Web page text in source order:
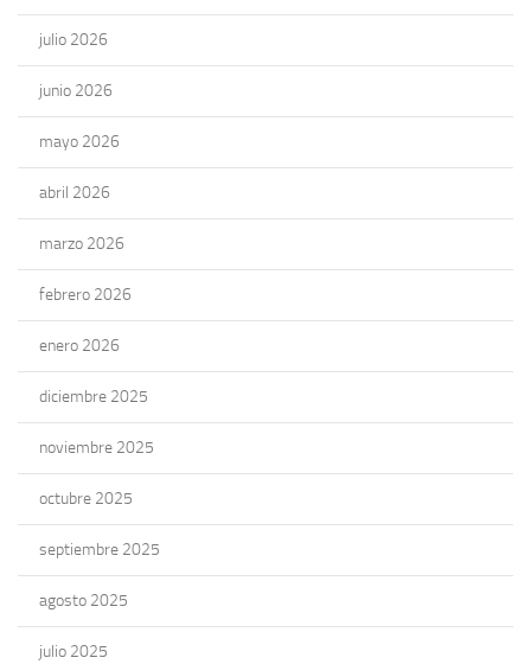
julio 2026
junio 2026
mayo 2026
abril 2026
marzo 2026
febrero 2026
enero 2026
diciembre 2025
noviembre 2025
octubre 2025
septiembre 2025
agosto 2025
julio 2025